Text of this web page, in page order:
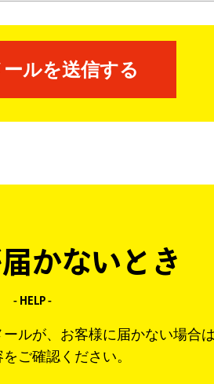
ルを送信する
かないとき
- HELP -
ルが、お客様に届かない場合は
ご確認ください。